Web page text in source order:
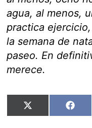
agua, al menos,
practica
la semana de
paseo. En
merece.
Compartir
en
X
(Twitter) en